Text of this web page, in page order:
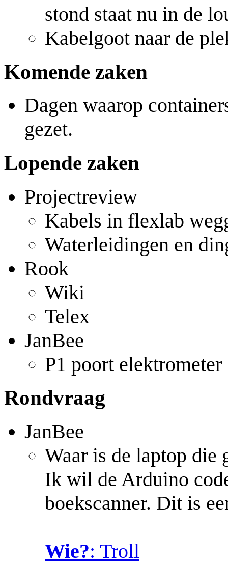
stond staat nu in de
Kabelgoot naar de
Komende zaken
Dagen waarop
gezet.
Lopende zaken
Projectreview
Kabels in flexlab
Waterleidingen en
Rook
Wiki
Telex
JanBee
P1 poort elektrometer
Rondvraag
JanBee
Waar is de laptop die
Ik wil de Arduino
boekscanner. Dit is
Wie?: Troll